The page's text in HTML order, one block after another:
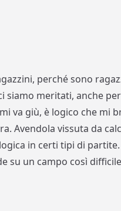
perché sono
siamo meritati, anche
va giù, è logico che mi
Avendola vissuta da
in certi tipi di
su un campo così